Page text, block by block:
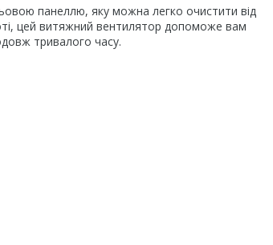
панеллю, яку можна легко очистити від
цей витяжний вентилятор допоможе вам
тривалого часу.